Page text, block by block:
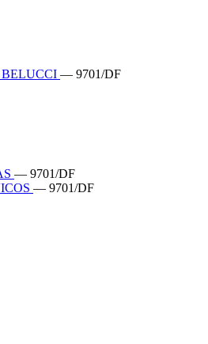
— 9701/DF
— 9701/DF
— 9701/DF